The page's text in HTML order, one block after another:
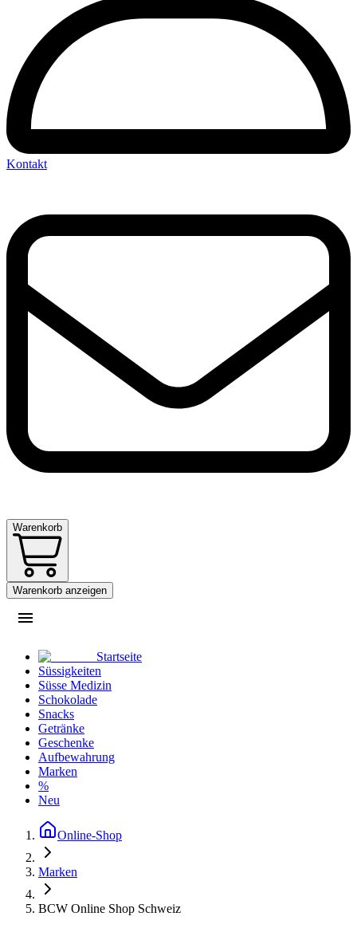
Kontakt
Warenkorb
Warenkorb anzeigen
Startseite
Süssigkeiten
Süsse Medizin
Schokolade
Snacks
Getränke
Geschenke
Aufbewahrung
Marken
%
Neu
Online-Shop
Marken
BCW Online Shop Schweiz